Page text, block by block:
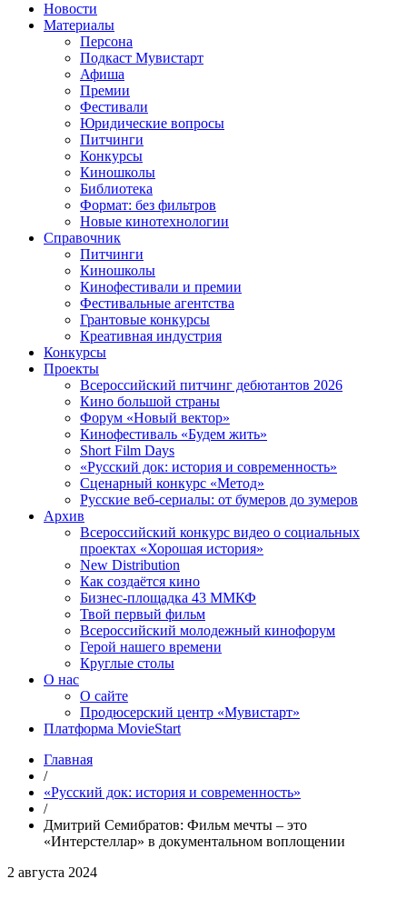
Новости
Материалы
Персона
Подкаст Мувистарт
Афиша
Премии
Фестивали
Юридические вопросы
Питчинги
Конкурсы
Киношколы
Библиотека
Формат: без фильтров
Новые кинотехнологии
Справочник
Питчинги
Киношколы
Кинофестивали и премии
Фестивальные агентства
Грантовые конкурсы
Креативная индустрия
Конкурсы
Проекты
Всероссийский питчинг дебютантов 2026
Кино большой страны
Форум «Новый вектор»
Кинофестиваль «Будем жить»
Short Film Days
«Русский док: история и современность»
Сценарный конкурс «Метод»
Русские веб-сериалы: от бумеров до зумеров
Архив
Всероссийский конкурс видео о социальных
проектах «Хорошая история»
New Distribution
Как создаётся кино
Бизнес-площадка 43 ММКФ
Твой первый фильм
Всероссийский молодежный кинофорум
Герой нашего времени
Круглые столы
О нас
О сайте
Продюсерский центр «Мувистарт»
Платформа MovieStart
Главная
/
«Русский док: история и современность»
/
Дмитрий Семибратов: Фильм мечты – это
«Интерстеллар» в документальном воплощении
2 августа 2024